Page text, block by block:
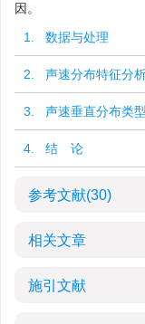
因。
1. 数据与处理
2. 声速分布特征分
3. 声速垂直分布类
4. 结 论
参考文献(30)
相关文章
施引文献